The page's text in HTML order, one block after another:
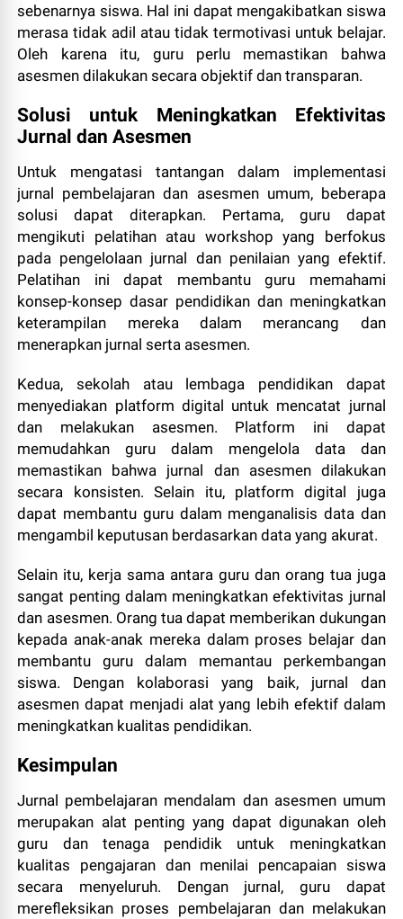
sebenarnya siswa. Hal ini dapat mengakibatkan siswa
merasa tidak adil atau tidak termotivasi untuk belajar.
Oleh karena itu, guru perlu memastikan bahwa
asesmen dilakukan secara objektif dan transparan.
Solusi untuk Meningkatkan Efektivitas
Jurnal dan Asesmen
Untuk mengatasi tantangan dalam implementasi
jurnal pembelajaran dan asesmen umum, beberapa
solusi dapat diterapkan. Pertama, guru dapat
mengikuti pelatihan atau workshop yang berfokus
pada pengelolaan jurnal dan penilaian yang efektif.
Pelatihan ini dapat membantu guru memahami
konsep-konsep dasar pendidikan dan meningkatkan
keterampilan mereka dalam merancang dan
menerapkan jurnal serta asesmen.
Kedua, sekolah atau lembaga pendidikan dapat
menyediakan platform digital untuk mencatat jurnal
dan melakukan asesmen. Platform ini dapat
memudahkan guru dalam mengelola data dan
memastikan bahwa jurnal dan asesmen dilakukan
secara konsisten. Selain itu, platform digital juga
dapat membantu guru dalam menganalisis data dan
mengambil keputusan berdasarkan data yang akurat.
Selain itu, kerja sama antara guru dan orang tua juga
sangat penting dalam meningkatkan efektivitas jurnal
dan asesmen. Orang tua dapat memberikan dukungan
kepada anak-anak mereka dalam proses belajar dan
membantu guru dalam memantau perkembangan
siswa. Dengan kolaborasi yang baik, jurnal dan
asesmen dapat menjadi alat yang lebih efektif dalam
meningkatkan kualitas pendidikan.
Kesimpulan
Jurnal pembelajaran mendalam dan asesmen umum
merupakan alat penting yang dapat digunakan oleh
guru dan tenaga pendidik untuk meningkatkan
kualitas pengajaran dan menilai pencapaian siswa
secara menyeluruh. Dengan jurnal, guru dapat
merefleksikan proses pembelajaran dan melakukan